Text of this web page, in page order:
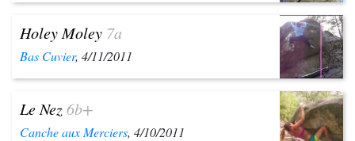
Holey Moley 7a
Bas Cuvier, 4/11/2011
Le Nez6b+
Canche aux Merciers, 4/10/2011